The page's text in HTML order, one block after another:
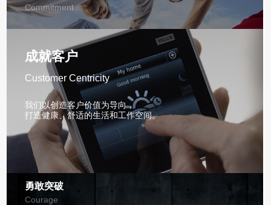
Commitment
成就客户
Customer Centricity
我们以创造客户价值为导向，
打造健康、舒适的生活和工作空间。
勇敢突破
Courage